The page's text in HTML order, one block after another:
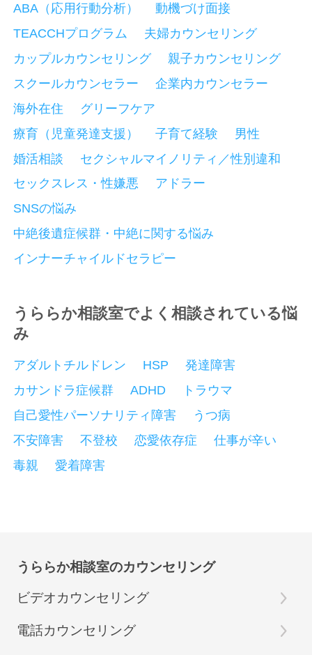
ABA（応用行動分析）
動機づけ面接
TEACCHプログラム
夫婦カウンセリング
カップルカウンセリング
親子カウンセリング
スクールカウンセラー
企業内カウンセラー
海外在住
グリーフケア
療育（児童発達支援）
子育て経験
男性
婚活相談
セクシャルマイノリティ／性別違和
セックスレス・性嫌悪
アドラー
SNSの悩み
中絶後遺症候群・中絶に関する悩み
インナーチャイルドセラピー
うららか相談室でよく相談されている悩
み
アダルトチルドレン HSP
発達障害
カサンドラ症候群
ADHD
トラウマ
自己愛性パーソナリティ障害
うつ病
不安障害
不登校 恋愛依存症
仕事が辛い
毒親
愛着障害
うららか相談室のカウンセリング
ビデオカウンセリング
電話カウンセリング